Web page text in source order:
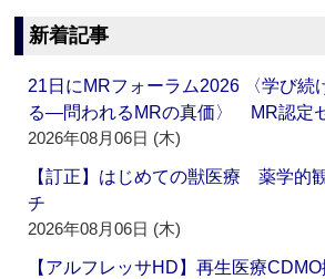
新着記事
21日にMRフォーラム2026 〈学び続
る―問われるMRの真価〉 MR認定
2026年08月06日 (木)
【訂正】はじめての獣医療 薬学的
チ
2026年08月06日 (木)
【アルフレッサHD】再生医療